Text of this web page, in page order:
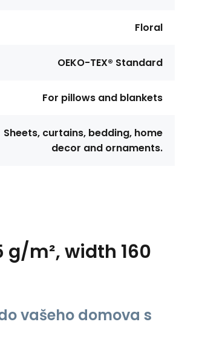
Floral
OEKO-TEX® Standard
For pillows and blankets
Sheets, curtains, bedding, home
decor and ornaments.
g/m², width 160
vašeho domova s